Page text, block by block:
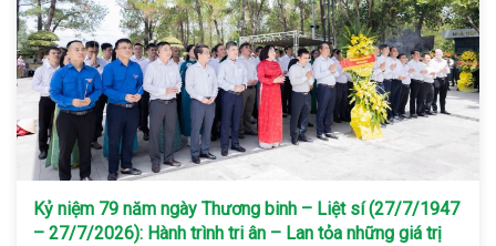
Kỷ niệm 79 năm ngày Thương binh – Liệt sí (27/7/1947
– 27/7/2026): Hành trình tri ân – Lan tỏa những giá trị